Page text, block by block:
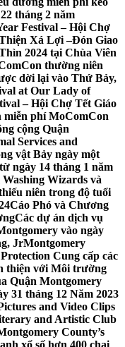
tháng 2 năm
Festival – Hội Chợ
Xá Lợi –Đón Giao
2024 tại Chùa Viên
thường niên
dời lại vào Thứ Bảy,
at Our Lady of
– Hội Chợ Tết Giáo
phí MoComCon
cộng Quận
Services and
vật Bảy ngày một
ngày 14 tháng 1 năm
Wizards và
niên trong độ tuổi
Cáo Phó và Chương
Các dự án dịch vụ
vào ngày
JrMontgomery
Cung cấp các
thiện với Môi trường
Quận Montgomery
31 tháng 12 Năm 2023
and Video Clips
and Artistic Club
County’s
xổ số hơn 400 chai